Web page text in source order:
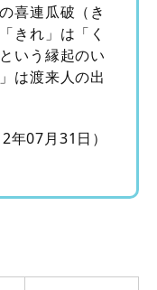
喜連瓜破（き
きれ」は「く
いう縁起のい
は渡来人の出
年07月31日）